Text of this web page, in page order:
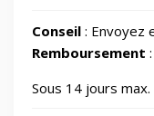
📂 Santé et
🏠 Smart
Conseil : Envoyez
Remboursement :
Sous 14 jours